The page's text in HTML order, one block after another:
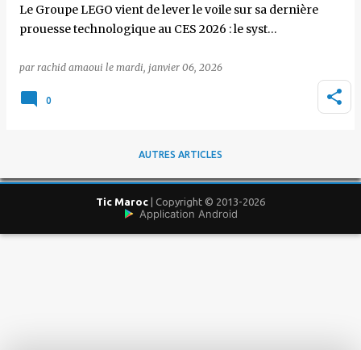
Le Groupe LEGO vient de lever le voile sur sa dernière
prouesse technologique au CES 2026 : le syst…
par rachid amaoui le mardi, janvier 06, 2026
0
AUTRES ARTICLES
Tic Maroc | Copyright © 2013-2026
Application Android